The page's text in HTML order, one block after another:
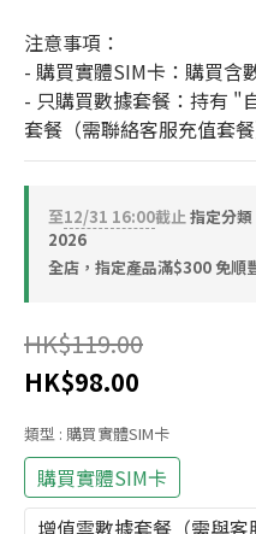
注意事項：
- 購買實體SIM卡：購買含
- 只購買數據套餐：持有 "
套餐（需聯絡客服充值套餐
至12/31 16:00截止指定分
2026
全店，指定產品滿$300 免順
HK$119.00
HK$98.00
類型 : 購買實體SIM卡
購買實體SIM卡
增值雲數據套餐（需與客